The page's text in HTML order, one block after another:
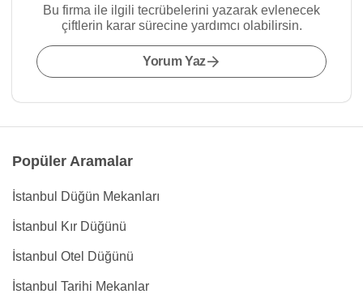
Bu firma ile ilgili tecrübelerini yazarak evlenecek
çiftlerin karar sürecine yardımcı olabilirsin.
Yorum Yaz
Popüler Aramalar
İstanbul Düğün Mekanları
İstanbul Kır Düğünü
İstanbul Otel Düğünü
İstanbul Tarihi Mekanlar